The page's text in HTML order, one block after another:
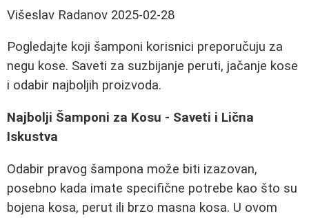
Višeslav Radanov 2025-02-28
Pogledajte koji šamponi korisnici preporučuju za
negu kose. Saveti za suzbijanje peruti, jačanje kose
i odabir najboljih proizvoda.
Najbolji Šamponi za Kosu - Saveti i Lična
Iskustva
Odabir pravog šampona može biti izazovan,
posebno kada imate specifične potrebe kao što su
bojena kosa, perut ili brzo masna kosa. U ovom